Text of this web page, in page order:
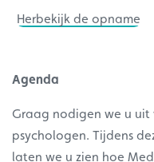
Herbekijk de opname
Agenda
Graag nodigen we u uit
psychologen. Tijdens
laten we u zien hoe